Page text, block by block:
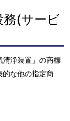
務(サービ
浄装置」の商標
的な他の指定商